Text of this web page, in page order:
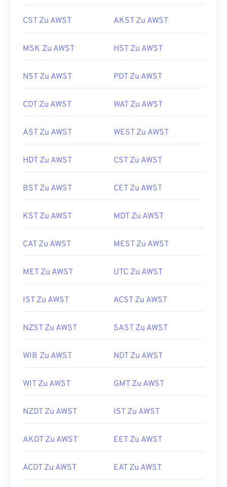
CST Zu AWST AKST Zu AWST
MSK Zu AWST HST Zu AWST
NST Zu AWST PDT Zu AWST
CDT Zu AWST WAT Zu AWST
AST Zu AWST WEST Zu AWST
HDT Zu AWST CST Zu AWST
BST Zu AWST CET Zu AWST
KST Zu AWST MDT Zu AWST
CAT Zu AWST MEST Zu AWST
MET Zu AWST UTC Zu AWST
IST Zu AWST ACST Zu AWST
NZST Zu AWST SAST Zu AWST
WIB Zu AWST NDT Zu AWST
WIT Zu AWST GMT Zu AWST
NZDT Zu AWST IST Zu AWST
AKDT Zu AWST EET Zu AWST
ACDT Zu AWST EAT Zu AWST